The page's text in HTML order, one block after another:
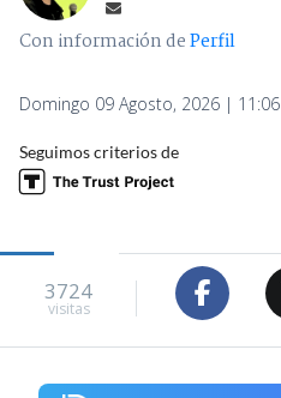
Con información dePerfil
Domingo 09 Agosto, 2026 | 11:06
Seguimos criterios de
3724
visitas